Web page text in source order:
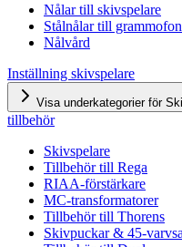
Nålar till skivspelare
Stålnålar till
Nålvård
Inställning skivspelare
Visa underkategorier för
tillbehör
Skivspelare
Tillbehör till Rega
RIAA-förstärkare
MC-transformatorer
Tillbehör till Thorens
Skivpuckar & 45-